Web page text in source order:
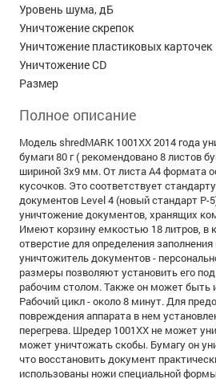
Уровень шума, дБ
Уничтожение скрепок
Уничтожение пластиковых карточек
Уничтожение CD
Размер
Полное описание
Модель shredMARK 1001XX 2014 года
бумаги 80 г ( рекомендовано 8 листов
шириной 3х9 мм. От листа А4 формата
кусочков. Это соответствует
документов Level 4 (новый стандарт P-
уничтожение документов, хранящих
Имеют корзину емкостью 18 литров, в
отверстие для определения
уничтожитель документов -
размеры позволяют установить его
рабочим столом. Также он может быть
Рабочий цикл - около 8 минут. Для
повреждения аппарата в нем
перегрева. Шредер 1001XX не может
может уничтожать скобы. Бумагу он
что восстановить документ
использованы ножи специальной